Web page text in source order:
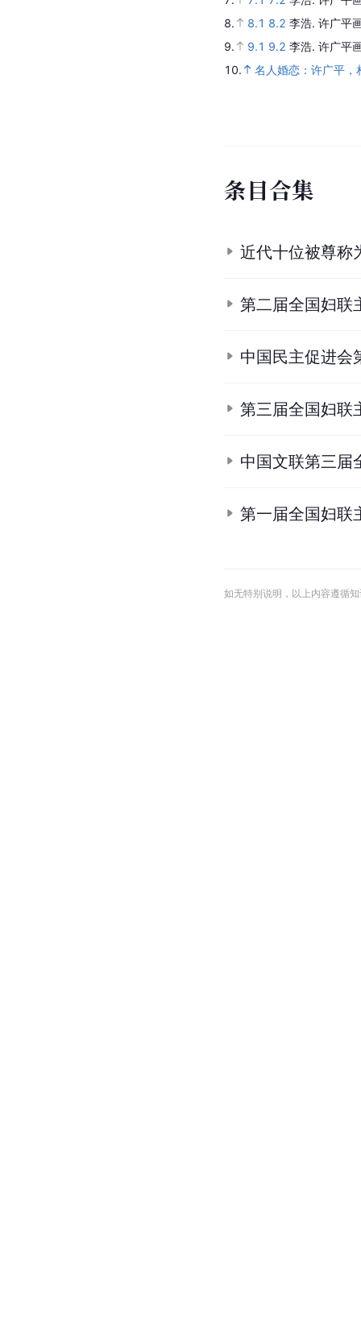
8.
8.1 8.2 李浩. 许广平
9.
9.1 9.2 李浩. 许广平
10.
名人婚恋：许广平，
条目合集
近代十位被尊称
第二届全国妇联
中国民主促进会
第三届全国妇联
中国文联第三届
第一届全国妇联
如无特别说明，以上内容遵循